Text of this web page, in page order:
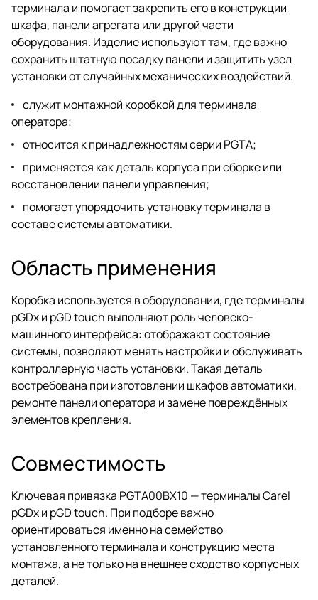
терминала и помогает закрепить его в конструкции
шкафа, панели агрегата или другой части
оборудования. Изделие используют там, где важно
сохранить штатную посадку панели и защитить узел
установки от случайных механических воздействий.
служит монтажной коробкой для терминала
оператора;
относится к принадлежностям серии PGTA;
применяется как деталь корпуса при сборке или
восстановлении панели управления;
помогает упорядочить установку терминала в
составе системы автоматики.
Область применения
Коробка используется в оборудовании, где терминалы
pGDx и pGD touch выполняют роль человеко-
машинного интерфейса: отображают состояние
системы, позволяют менять настройки и обслуживать
контроллерную часть установки. Такая деталь
востребована при изготовлении шкафов автоматики,
ремонте панели оператора и замене повреждённых
элементов крепления.
Совместимость
Ключевая привязка PGTA00BX10 — терминалы Carel
pGDx и pGD touch. При подборе важно
ориентироваться именно на семейство
установленного терминала и конструкцию места
монтажа, а не только на внешнее сходство корпусных
деталей.